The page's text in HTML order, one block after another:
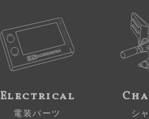
Electrical
電装パーツ シ